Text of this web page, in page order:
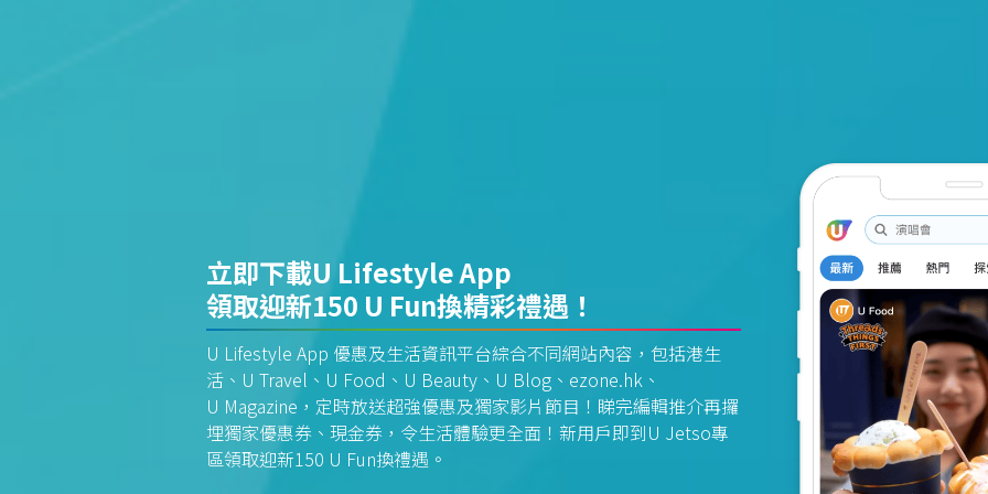
立即下載U Lifestyle App
領取迎新150 U Fun換精彩禮遇！
U Lifestyle App 優惠及生活資訊平台綜合不同網站內容，包括港生
活、U Travel、U Food、U Beauty、U Blog、ezone.hk、
U Magazine，定時放送超強優惠及獨家影片節目！睇完編輯推介再攞
埋獨家優惠券、現金券，令生活體驗更全面！新用戶即到U Jetso專
區領取迎新150 U Fun換禮遇。